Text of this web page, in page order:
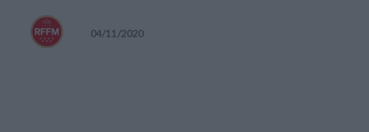
04/11 /2020